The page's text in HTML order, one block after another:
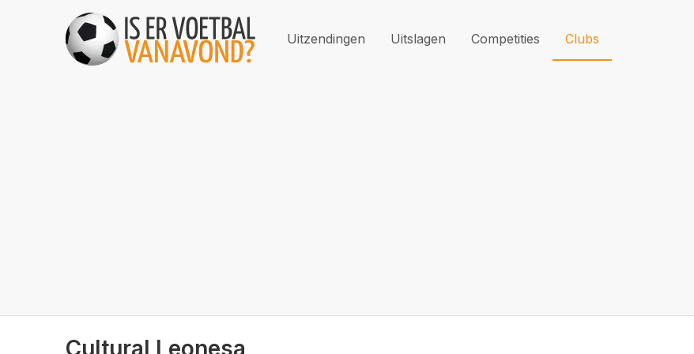
Uitzendingen Uitslagen Competities Clubs
Cultural Leonesa